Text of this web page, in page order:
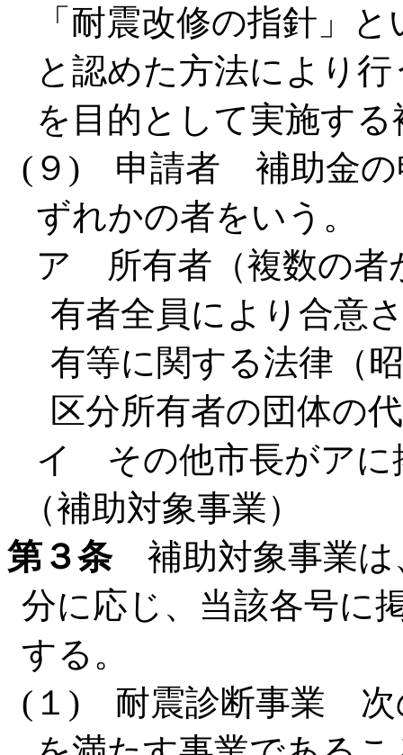
「耐震改修の指針」
と認めた方法により
を目的として実施す
(９) 申請者 補助金の
ずれかの者をいう。
ア 所有者（複数の者
有者全員により合意
有等に関する法律（
区分所有者の団体の
イ その他市長がアに
（補助対象事業）
第３条補助対象事業は
分に応じ、当該各号に
する。
(１) 耐震診断事業 次